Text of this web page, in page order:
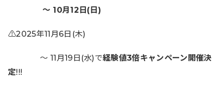
～ 10月12日(日)
⚠️2025年11月6日(木)
～ 11月19日(水)で経験値3倍キャンペーン開催決
定!!!